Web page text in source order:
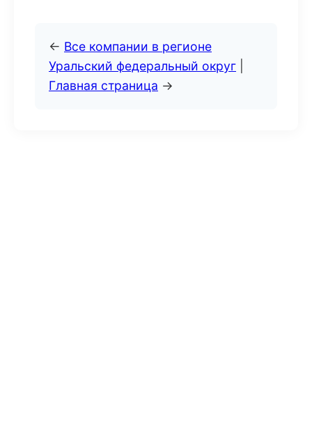
← Все компании в регионе
Уральский федеральный округ
Главная страница →